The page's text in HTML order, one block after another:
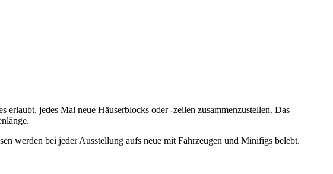
jedes Mal neue Häuserblocks oder -zeilen zusammenzustellen. Das
werden bei jeder Ausstellung aufs neue mit Fahrzeugen und Minifigs belebt.